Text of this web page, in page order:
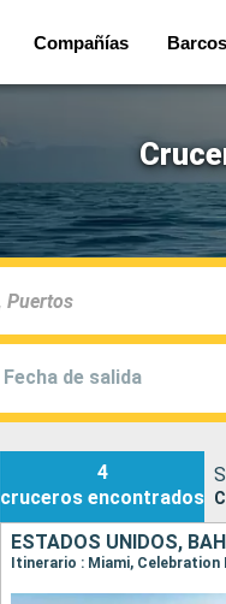
Compañías Barcos
Fecha de salida
4
cruceros encontrados
ESTADOS UNIDOS,
Itinerario : Miami, Celebration